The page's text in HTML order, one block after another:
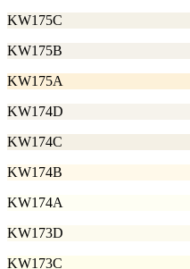
KW175C
KW175B
KW175A
KW174D
KW174C
KW174B
KW174A
KW173D
KW173C